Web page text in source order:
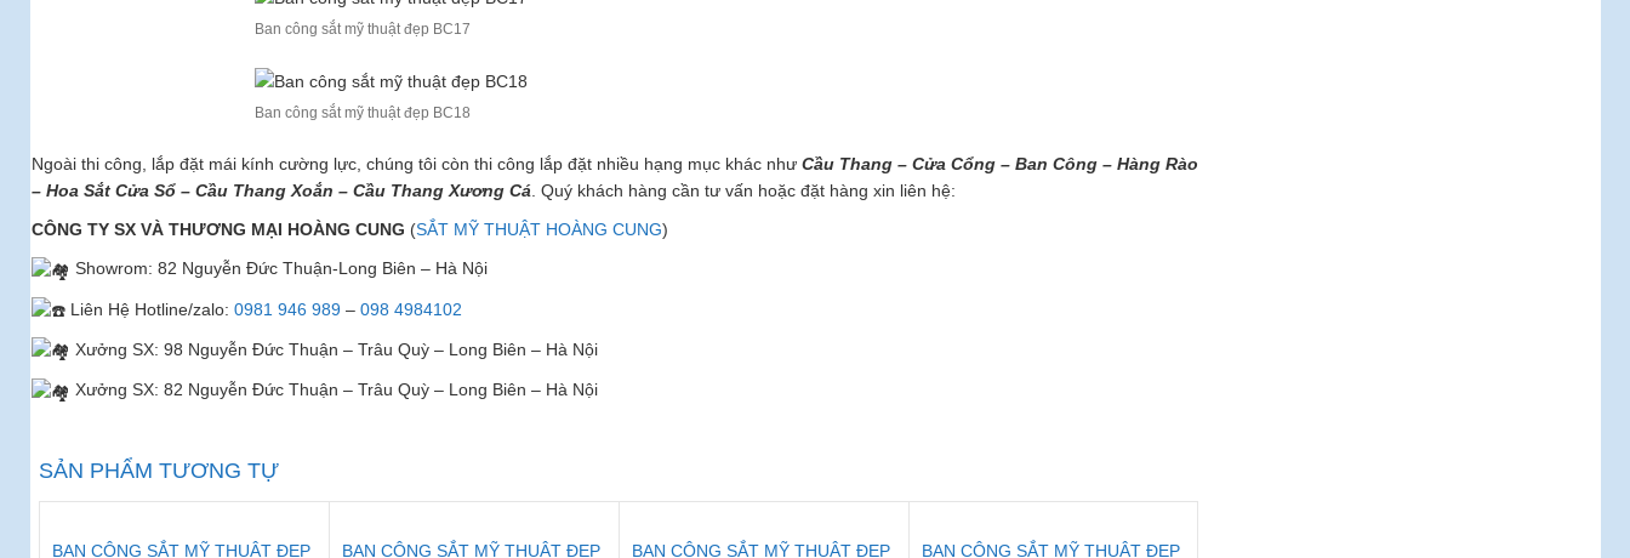
Ban công sắt mỹ thuật đẹp BC17
Ban công sắt mỹ thuật đẹp BC18
Ngoài thi công, lắp đặt mái kính cường lực, chúng tôi còn thi công lắp đặt nhiều hạng mục khác như Cầu Thang – Cửa Cổng – Ban Công – Hàng Rào
– Hoa Sắt Cửa Sổ – Cầu Thang Xoắn – Cầu Thang Xương Cá. Quý khách hàng cần tư vấn hoặc đặt hàng xin liên hệ:
CÔNG TY SX VÀ THƯƠNG MẠI HOÀNG CUNG (SẮT MỸ THUẬT HOÀNG CUNG)
Showrom: 82 Nguyễn Đức Thuận-Long Biên – Hà Nội
Liên Hệ Hotline/zalo: 0981 946 989– 098 4984102
Xưởng SX: 98 Nguyễn Đức Thuận – Trâu Quỳ – Long Biên – Hà Nội
Xưởng SX: 82 Nguyễn Đức Thuận – Trâu Quỳ – Long Biên – Hà Nội
SẢN PHẨM TƯƠNG TỰ
BAN CÔNG SẮT MỸ THUẬT ĐẸP BAN CÔNG SẮT MỸ THUẬT ĐẸP BAN CÔNG SẮT MỸ THUẬT ĐẸP BAN CÔNG SẮT MỸ THUẬT ĐẸP